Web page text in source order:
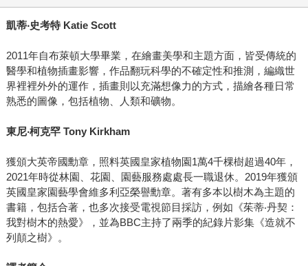
凱蒂‧史考特 Katie Scott
2011年自布萊頓大學畢業，在繪畫美學和主題方面，皆受傳統的
醫學和植物插畫影響，作品翻玩科學的不確定性和推測，編織世
界裡裡外外的運作，插畫則以充滿想像力的方式，描繪各種日常
熟悉的圖像，包括植物、人類和礦物。
東尼‧柯克罕 Tony Kirkham
獲頒大英帝國勳章，照料英國皇家植物園1萬4千棵樹超過40年，
2021年時從林園、花園、園藝服務處處長一職退休。2019年獲頒
英國皇家園藝學會維多利亞榮譽勳章。著有多本以樹木為主題的
書籍，包括合著，也多次接受電視節目採訪，例如《茱蒂‧丹契：
我對樹木的熱愛》，並為BBC主持了兩季的紀錄片影集《造就不
列顛之樹》。